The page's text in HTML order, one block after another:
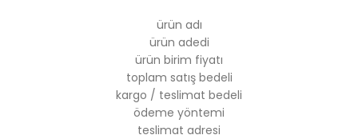
ürün adı
ürün adedi
ürün birim fiyatı
toplam satış bedeli
kargo / teslimat bedeli
ödeme yöntemi
teslimat adresi